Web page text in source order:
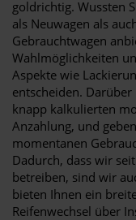
goldrichtig. Wussten
als Neuwagen als
Gebrauchtwagen
Wahlmöglichkeiten
Aspekte wie
entscheiden.
knapp kalkulierten
Anzahlung, und
momentanen
Dadurch, dass wir
betreiben, sind wir
bieten Ihnen ein
Reifenwechsel über